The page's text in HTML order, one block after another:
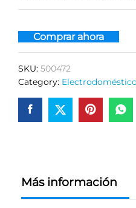
Comprar ahora
SKU: 500472
Category:
Más información